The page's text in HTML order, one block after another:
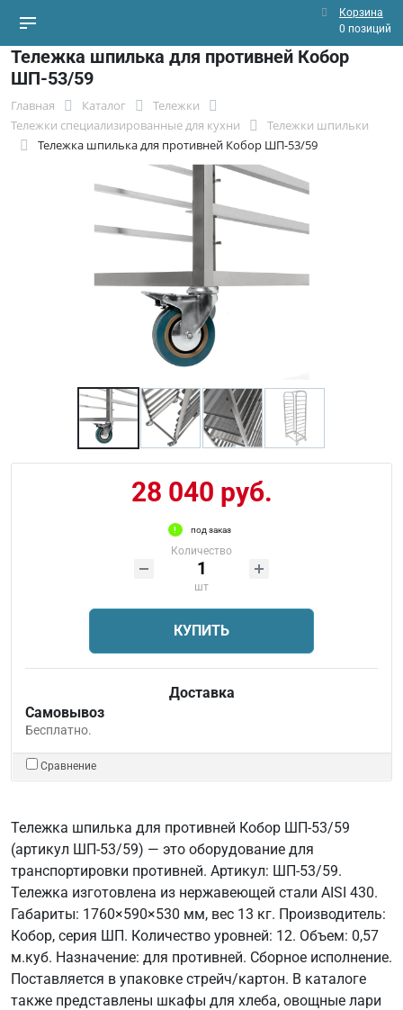
Корзина
0 позиций
Тележка шпилька для противней Кобор
ШП-53/59
Главная Каталог
Тележки
Тележки специализированные для кухни
Тележки шпильки
Тележка шпилька для противней Кобор ШП-53/59
28 040 руб.
под заказ
Количество
шт
КУПИТЬ
Доставка
Самовывоз
Бесплатно.
Сравнение
Тележка шпилька для противней Кобор ШП-53/59
(артикул ШП-53/59) — это оборудование для
транспортировки противней. Артикул: ШП-53/59.
Тележка изготовлена из нержавеющей стали AISI 430.
Габариты: 1760×590×530 мм, вес 13 кг. Производитель:
Кобор, серия ШП. Количество уровней: 12. Объем: 0,57
м.куб. Назначение: для противней. Сборное исполнение.
Поставляется в упаковке стрейч/картон. В каталоге
также представлены шкафы для хлеба, овощные лари